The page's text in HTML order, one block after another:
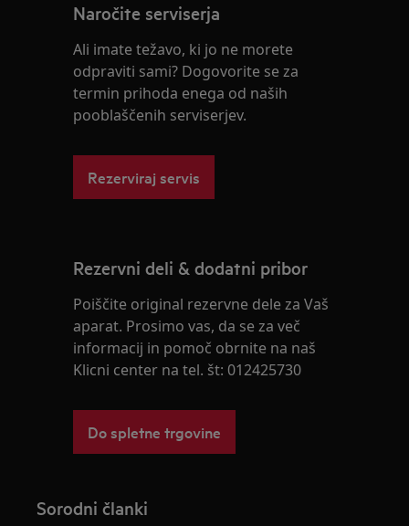
Naročite serviserja
Ali imate težavo, ki jo ne morete
odpraviti sami? Dogovorite se za
termin prihoda enega od naših
pooblaščenih serviserjev.
Rezerviraj servis
Rezervni deli & dodatni pribor
Poiščite original rezervne dele za Vaš
aparat. Prosimo vas, da se za več
informacij in pomoč obrnite na naš
Klicni center na tel. št: 012425730
Do spletne trgovine
Sorodni članki